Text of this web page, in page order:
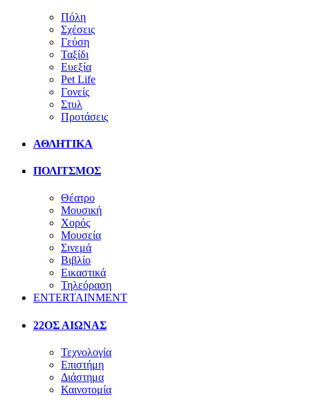
Πόλη
Σχέσεις
Γεύση
Ταξίδι
Ευεξία
Pet Life
Γονείς
Στυλ
Προτάσεις
ΑΘΛΗΤΙΚΑ
ΠΟΛΙΤΣΜΟΣ
Θέατρο
Μουσική
Χορός
Μουσεία
Σινεμά
Βιβλίο
Εικαστικά
Τηλεόραση
ENTERTAINMENT
22ΟΣ ΑΙΩΝΑΣ
Τεχνολογία
Επιστήμη
Διάστημα
Καινοτομία